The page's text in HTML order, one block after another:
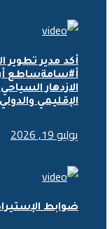
أكد مدير تطوير
أ#سامةساطع
الازدهار
الإقليمي
يوليو 19, 2026
ضوابط